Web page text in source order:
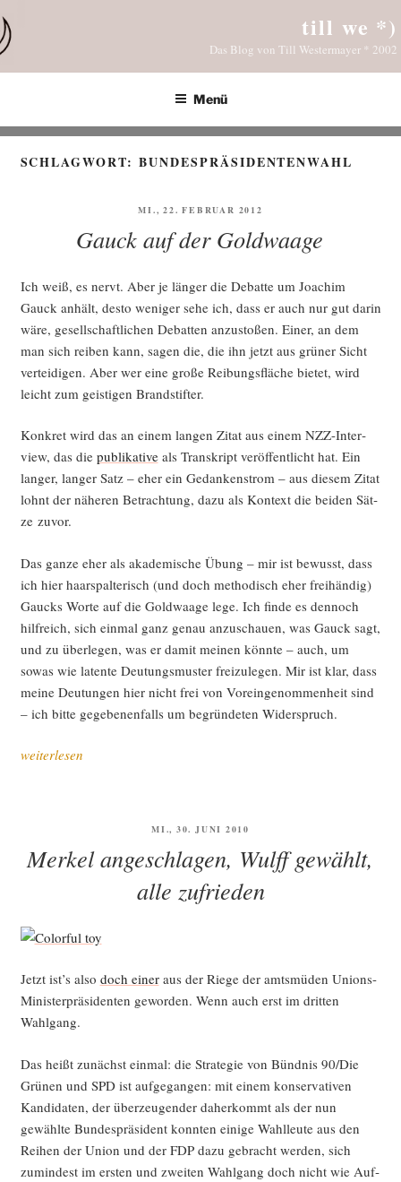
Inhalt
springen
till we *)
Das Blog von Till Westermayer * 2002
Menü
SCHLAGWORT:BUNDESPRÄSIDENTENWAHL
VERÖFFENTLICHT
MI., 22. FEBRUAR 2012
Gauck auf der Goldwaage
Ich weiß, es nervt. Aber je län­ger die Debat­te um Joa­chim
Gauck anhält, des­to weni­ger sehe ich, dass er auch nur gut dar­in
wäre, gesell­schaft­li­chen Debat­ten anzu­sto­ßen. Einer, an dem
man sich rei­ben kann, sagen die, die ihn jetzt aus grü­ner Sicht
ver­tei­di­gen. Aber wer eine gro­ße Rei­bungs­flä­che bie­tet, wird
leicht zum geis­ti­gen Brandstifter.
Kon­kret wird das an einem lan­gen Zitat aus einem NZZ-Inter­
view, das die publi­ka­ti­veals Tran­skript ver­öf­fent­licht hat. Ein
lan­ger, lan­ger Satz – eher ein Gedan­ken­strom – aus die­sem Zitat
lohnt der nähe­ren Betrach­tung, dazu als Kon­text die bei­den Sät­
ze zuvor.
Das gan­ze eher als aka­de­mi­sche Übung – mir ist bewusst, dass
ich hier haar­spal­te­risch (und doch metho­disch eher frei­hän­dig)
Gaucks Wor­te auf die Gold­waa­ge lege. Ich fin­de es den­noch
hilf­reich, sich ein­mal ganz genau anzu­schau­en, was Gauck sagt,
und zu über­le­gen, was er damit mei­nen könn­te – auch, um
sowas wie laten­te Deu­tungs­mus­ter frei­zu­le­gen. Mir ist klar, dass
mei­ne Deu­tun­gen hier nicht frei von Vor­ein­ge­nom­men­heit sind
– ich bit­te gege­be­nen­falls um begrün­de­ten Widerspruch.
„Gauck
ge“
weiterlesen
VERÖFFENTLICHT
MI., 30. JUNI 2010
Merkel angeschlagen, Wulff gewählt,
alle zufrieden
Jetzt ist’s also doch eineraus der Rie­ge der amts­mü­den Uni­ons-
Minis­ter­prä­si­den­ten gewor­den. Wenn auch erst im drit­ten
Wahlgang.
Das heißt zunächst ein­mal: die Stra­te­gie von Bünd­nis 90/Die
Grü­nen und SPD ist auf­ge­gan­gen: mit einem kon­ser­va­ti­ven
Kan­di­da­ten, der über­zeu­gen­der daher­kommt als der nun
gewähl­te Bun­des­prä­si­dent konn­ten eini­ge Wahl­leu­te aus den
Rei­hen der Uni­on und der FDP dazu gebracht wer­den, sich
zumin­dest im ers­ten und zwei­ten Wahl­gang doch nicht wie Auf­